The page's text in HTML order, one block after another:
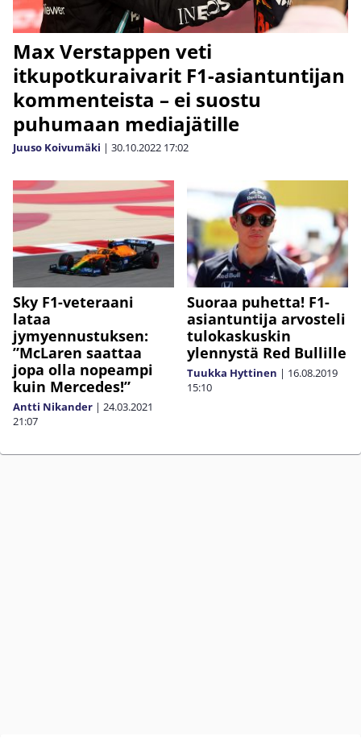
Max Verstappen veti
itkupotkuraivarit F1-asiantuntijan
kommenteista – ei suostu
puhumaan mediajätille
Juuso Koivumäki | 30.10.2022 17:02
Sky F1-veteraani
lataa
jymyennustuksen:
”McLaren saattaa
jopa olla nopeampi
kuin Mercedes!”
Antti Nikander | 24.03.2021
21:07
Suoraa puhetta! F1-
asiantuntija arvosteli
tulokaskuskin
ylennystä Red Bullille
Tuukka Hyttinen | 16.08.2019
15:10